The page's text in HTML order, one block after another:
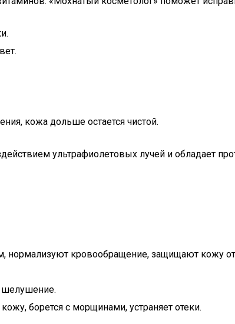
кожа дольше остается чистой.
ультрафиолетовых лучей и обладает
нормализуют кровообращение, защищают кожу
шелушение.
борется с морщинами, устраняет отеки.